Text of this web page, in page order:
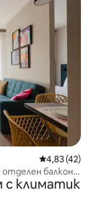
Средна
4,83 (42)
балкон!
климатик